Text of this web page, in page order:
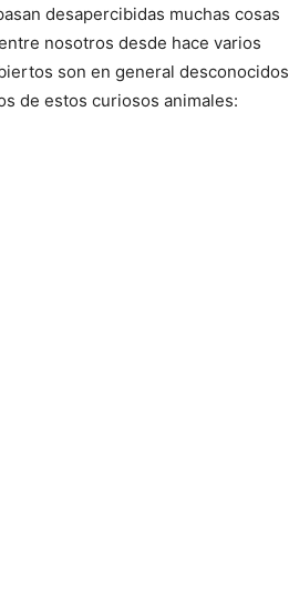
desapercibidas muchas cosas
nosotros desde hace varios
son en general desconocidos
de estos curiosos animales: